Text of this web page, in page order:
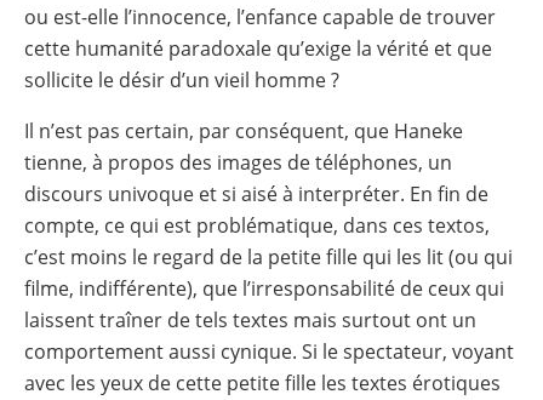
ou est-elle l’innocence, l’enfance capable de trouver
cette humanité paradoxale qu’exige la vérité et que
sollicite le désir d’un vieil homme ?
Il n’est pas certain, par conséquent, que Haneke
tienne, à propos des images de téléphones, un
discours univoque et si aisé à interpréter. En fin de
compte, ce qui est problématique, dans ces textos,
c’est moins le regard de la petite fille qui les lit (ou qui
filme, indifférente), que l’irresponsabilité de ceux qui
laissent traîner de tels textes mais surtout ont un
comportement aussi cynique. Si le spectateur, voyant
avec les yeux de cette petite fille les textes érotiques